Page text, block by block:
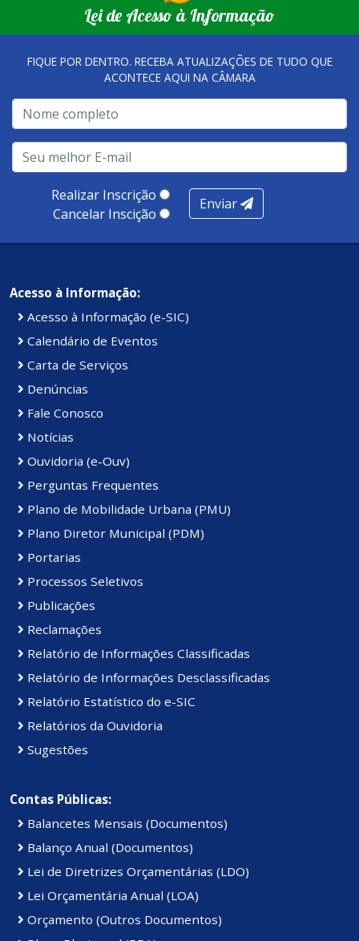
Lei de Acesso à Informação
FIQUE POR DENTRO. RECEBA ATUALIZAÇÕES DE TUDO QUE
ACONTECE AQUI NA CÂMARA
Realizar Inscrição
Cancelar Inscição
Enviar
Acesso à Informação:
Acesso à Informação (e-SIC)
Calendário de Eventos
Carta de Serviços
Denúncias
Fale Conosco
Notícias
Ouvidoria (e-Ouv)
Perguntas Frequentes
Plano de Mobilidade Urbana (PMU)
Plano Diretor Municipal (PDM)
Portarias
Processos Seletivos
Publicações
Reclamações
Relatório de Informações Classificadas
Relatório de Informações Desclassificadas
Relatório Estatístico do e-SIC
Relatórios da Ouvidoria
Sugestões
Contas Públicas:
Balancetes Mensais (Documentos)
Balanço Anual (Documentos)
Lei de Diretrizes Orçamentárias (LDO)
Lei Orçamentária Anual (LOA)
Orçamento (Outros Documentos)